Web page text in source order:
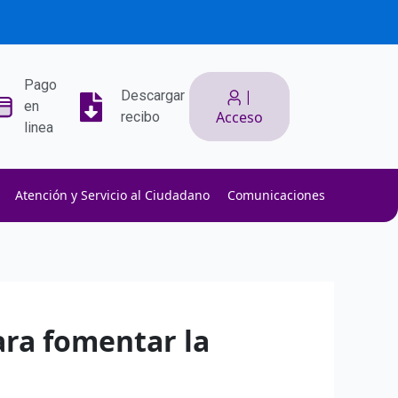
Pago
en
linea
Descargar
recibo
|
Acceso
Atención y Servicio al Ciudadano Comunicaciones
fomentar la